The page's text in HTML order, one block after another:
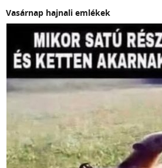
Vasárnap hajnali emlékek